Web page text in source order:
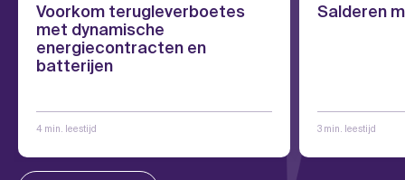
Voorkom terugleverboetes
met dynamische
energiecontracten en
batterijen
4 min. leestijd
Salderen
3 min. leestijd